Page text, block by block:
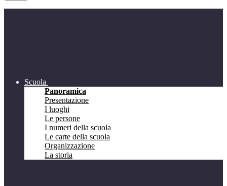
Scuola
Panoramica
Presentazione
I luoghi
Le persone
I numeri della scuola
Le carte della scuola
Organizzazione
La storia